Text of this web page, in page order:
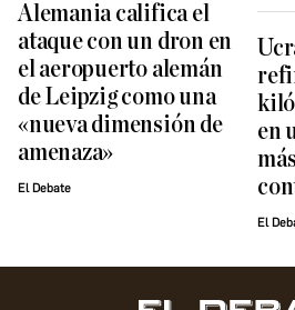
Alemania califica el
ataque con un dron en
el aeropuerto alemán
de Leipzig como una
«nueva dimensión de
amenaza»
El Debate
en
El